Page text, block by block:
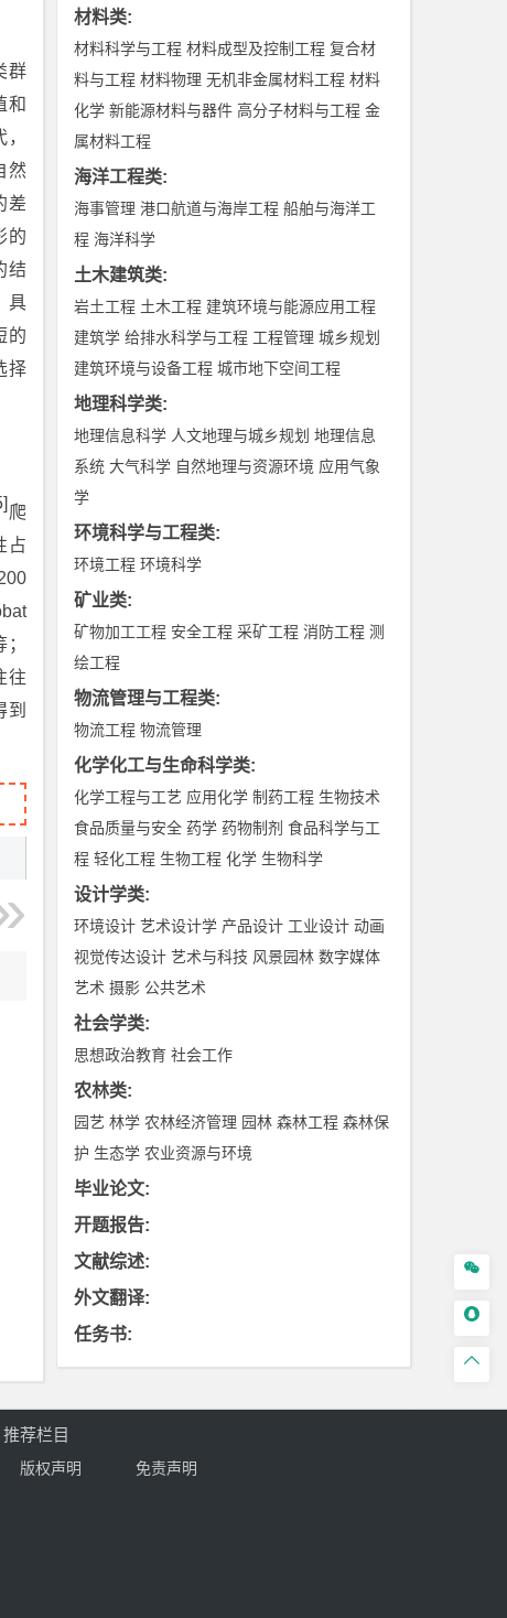
群
和
然
差
的
结
具
的
择
爬
占
往
到
材料类:
材料科学与工程 材料成型及控制工程 复合材
料与工程 材料物理 无机非金属材料工程 材料
化学 新能源材料与器件 高分子材料与工程 金
属材料工程
海洋工程类:
海事管理 港口航道与海岸工程 船舶与海洋工
程 海洋科学
土木建筑类:
岩土工程 土木工程 建筑环境与能源应用工程
建筑学 给排水科学与工程 工程管理 城乡规划
建筑环境与设备工程 城市地下空间工程
地理科学类:
地理信息科学 人文地理与城乡规划 地理信息
系统 大气科学 自然地理与资源环境 应用气象
学
环境科学与工程类:
环境工程 环境科学
矿业类:
矿物加工工程 安全工程 采矿工程 消防工程 测
绘工程
物流管理与工程类:
物流工程 物流管理
化学化工与生命科学类:
化学工程与工艺 应用化学 制药工程 生物技术
食品质量与安全 药学 药物制剂 食品科学与工
程 轻化工程 生物工程 化学 生物科学
设计学类:
环境设计 艺术设计学 产品设计 工业设计 动画
视觉传达设计 艺术与科技 风景园林 数字媒体
艺术 摄影 公共艺术
社会学类:
思想政治教育 社会工作
农林类:
园艺 林学 农林经济管理 园林 森林工程 森林保
护 生态学 农业资源与环境
毕业论文:
开题报告:
文献综述:
外文翻译:
任务书:



推荐栏目
版权声明 免责声明